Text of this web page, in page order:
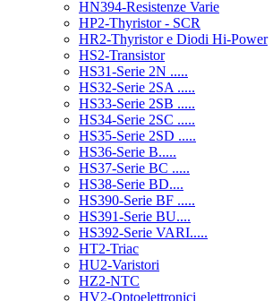
HN394-Resistenze Varie
HP2-Thyristor - SCR
HR2-Thyristor e Diodi Hi-Power
HS2-Transistor
HS31-Serie 2N .....
HS32-Serie 2SA .....
HS33-Serie 2SB .....
HS34-Serie 2SC .....
HS35-Serie 2SD .....
HS36-Serie B.....
HS37-Serie BC .....
HS38-Serie BD....
HS390-Serie BF .....
HS391-Serie BU....
HS392-Serie VARI.....
HT2-Triac
HU2-Varistori
HZ2-NTC
HV2-Optoelettronici